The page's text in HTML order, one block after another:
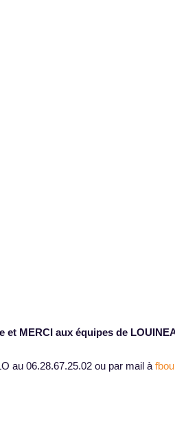
et MERCI aux équipes de
au 06.28.67.25.02 ou par mail à